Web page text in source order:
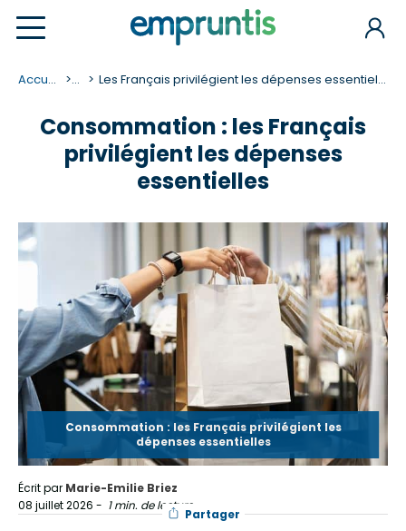
Accueil ... Les Français privilégient les dépenses essentielles
Consommation : les Français
privilégient les dépenses
essentielles
Consommation : les Français privilégient les
dépenses essentielles
Écrit par Marie-Emilie Briez
08 juillet 2026 - 1 min. de lecture
Partager